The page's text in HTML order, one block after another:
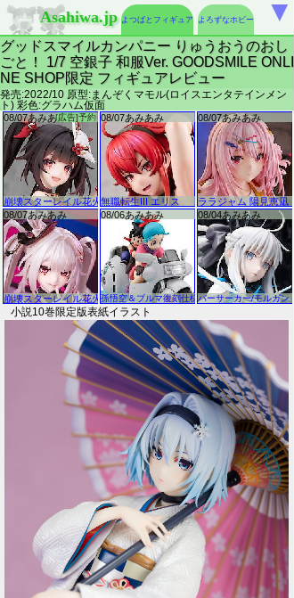
Asahiwa.jp よつばとフィギュア よろずなホビー
グッドスマイルカンパニー りゅうおうのおし
ごと！ 1/7 空銀子 和服Ver. GOODSMILE ONLI
NE SHOP限定 フィギュアレビュー
発売:2022/10 原型:まんぞくマモル(ロイスエンタテインメン
ト) 彩色:グラハム仮面
小説10巻限定版表紙イラスト
▼